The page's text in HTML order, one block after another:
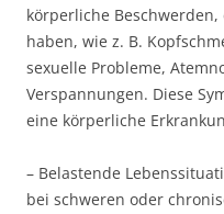
körperliche
haben, wie z. B.
sexuelle Probleme,
Verspannungen. Diese
eine körperliche
– Belastende
bei schweren oder